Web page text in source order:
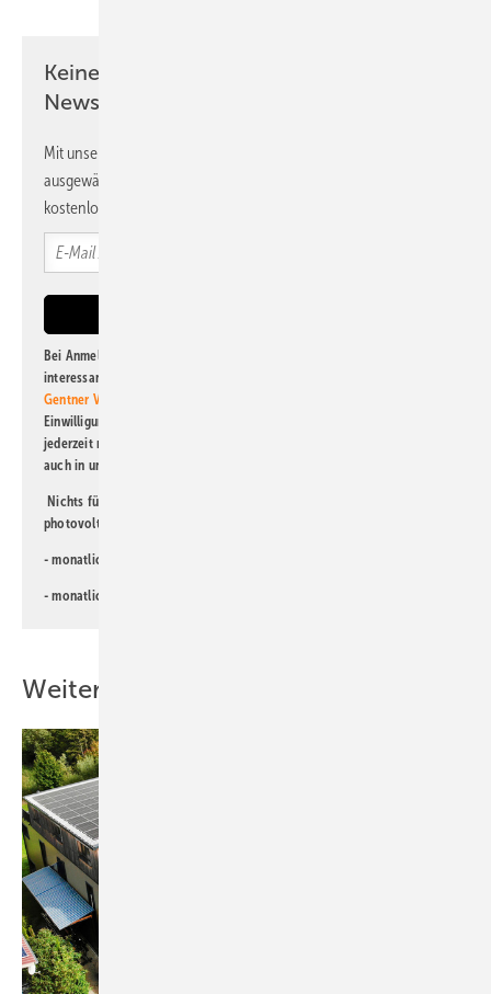
Keine Zeit? Kein Problem mit dem PV
Newsletter!
Mit unserem Newsletter erhalten Sie regelmäßig von uns
ausgewählte Informationen und Neuigkeiten, gebündelt und
kostenlos direkt ins Postfach.
Bei Anmeldung zu diesem Newsletter bin ich damit einverstanden, über
interessante Verlags- und Online-Angebote
Gentner Verlag GmbH & Co. KG
Einwilligung kann ich jederzeit widerrufen und eine Abmeldung ist
jederzeit möglich. Informationen zum Umgang mit Daten finden Sie
auch in unserer
Nichts für Sie dabei? Dann lesen Sie doch einen unserer weiteren
photovoltaik-Newsletter!
- monatlicher
- monatlicher
Weitere Inhalte